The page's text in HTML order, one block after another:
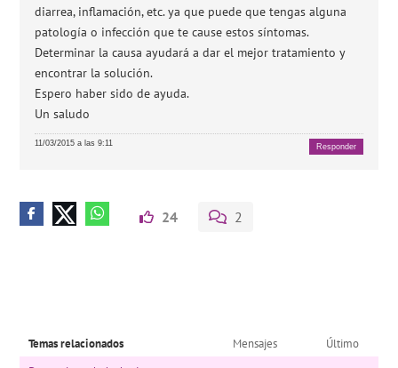
diarrea, inflamación, etc. ya que puede que tengas alguna
patología o infección que te cause estos síntomas.
Determinar la causa ayudará a dar el mejor tratamiento y
encontrar la solución.
Espero haber sido de ayuda.
Un saludo
11/03/2015 a las 9:11 Responder
24 2
Temas relacionados Mensajes
Último